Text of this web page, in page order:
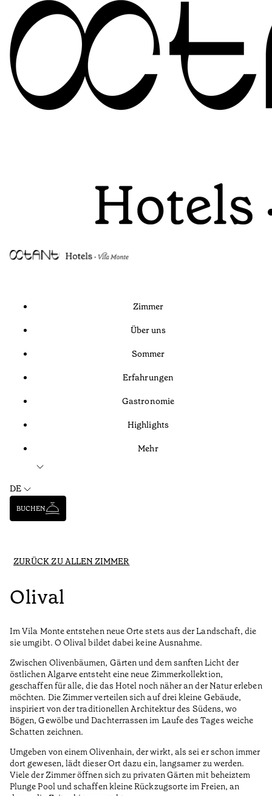
Zimmer
Über uns
Sommer
Erfahrungen
Gastronomie
Highlights
Mehr
DE
BUCHEN
ZURÜCK ZU ALLEN ZIMMER
Olival
Im Vila Monte entstehen neue Orte stets aus der Landschaft, die
sie umgibt. O Olival bildet dabei keine Ausnahme.
Zwischen Olivenbäumen, Gärten und dem sanften Licht der
östlichen Algarve entsteht eine neue Zimmerkollektion,
geschaffen für alle, die das Hotel noch näher an der Natur erleben
möchten. Die Zimmer verteilen sich auf drei kleine Gebäude,
inspiriert von der traditionellen Architektur des Südens, wo
Bögen, Gewölbe und Dachterrassen im Laufe des Tages weiche
Schatten zeichnen.
Umgeben von einem Olivenhain, der wirkt, als sei er schon immer
dort gewesen, lädt dieser Ort dazu ein, langsamer zu werden.
Viele der Zimmer öffnen sich zu privaten Gärten mit beheiztem
Plunge Pool und schaffen kleine Rückzugsorte im Freien, an